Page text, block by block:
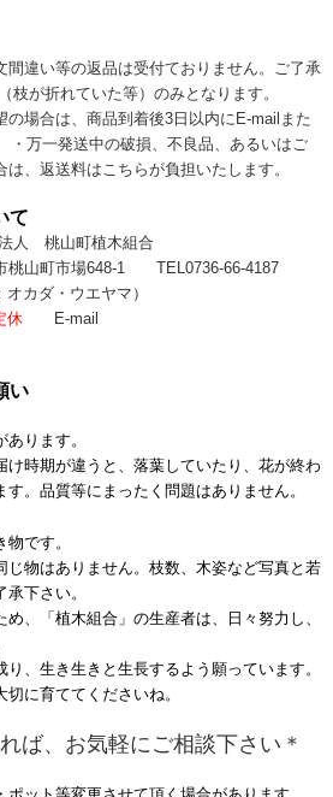
間違い等の返品は受付ておりません。ご了承
枝が折れていた等）のみとなります。
の場合は、商品到着後3日以内にE-mailまた
・万一発送中の破損、不良品、あるいはご
、返送料はこちらが負担いたします。
て
人 桃山町植木組合
桃山町市場648-1 TEL0736-66-4187
カダ・ウエヤマ）
休 E-mail
い
ります。
け時期が違うと、落葉していたり、花が終わ
。品質等にまったく問題はありません。
です。
じ物はありません。枝数、木姿など写真と若
下さい。
、「植木組合」の生産者は、日々努力し、
、生き生きと生長するよう願っています。
に育ててくださいね。
ば、お気軽にご相談下さい＊